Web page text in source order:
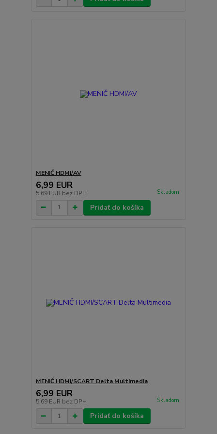
MENIČ HDMI/AV
6,99 EUR
5,69 EUR bez DPH Skladom
Pridať do košíka
MENIČ HDMI/SCART Delta Multimedia
6,99 EUR
5,69 EUR bez DPH Skladom
Pridať do košíka